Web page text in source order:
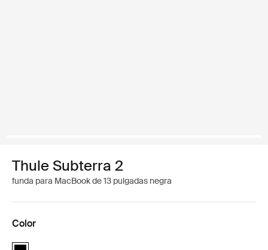
Thule Subterra 2
funda para MacBook de 13 pulgadas negra
Color
Thule Subterra MacBook sleeve 13" Negro (selected)